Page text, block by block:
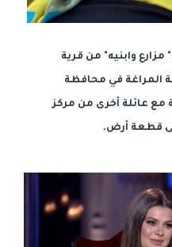
وابنيه" من قرية
المراغة في محافظة
مع عائلة أخرى من مركز
قطعة أرض.